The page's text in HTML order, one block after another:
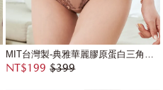
MIT台灣製-典雅華麗膠原蛋白三角配褲
NT$199 $399